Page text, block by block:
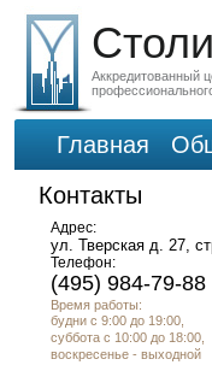
Аккредитованный
Главная
Контакты
Адрес:
ул. Тверская д. 27,
Телефон:
(495) 984-79-88
Время работы:
будни с 9:00 до 19:00,
суббота с 10:00 до 18:00,
воскресенье - выходной